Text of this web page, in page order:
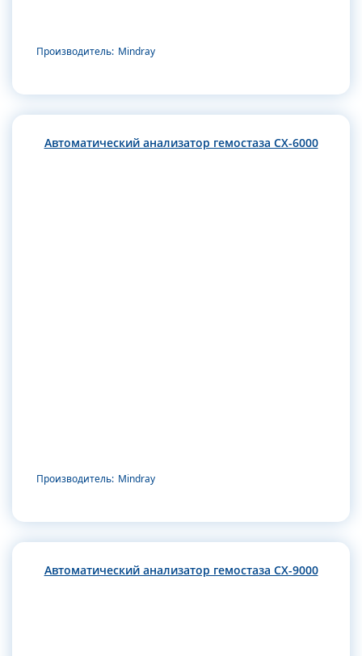
Производитель: Mindray
Автоматический анализатор гемостаза CX-6000
Производитель: Mindray
Автоматический анализатор гемостаза CX-9000